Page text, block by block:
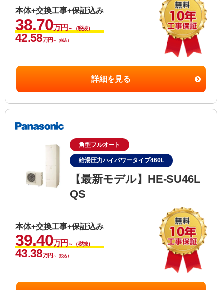
本体+交換工事+保証込み
38.70万円 ～（税抜）
42.58万円 ～（税込）
詳細を見る
角型フルオート
給湯圧力ハイパワータイプ460L
【最新モデル】HE-SU46L
QS
本体+交換工事+保証込み
39.40万円 ～（税抜）
43.38万円 ～（税込）